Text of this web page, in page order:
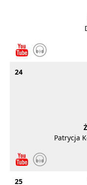
24
Patrycja
25